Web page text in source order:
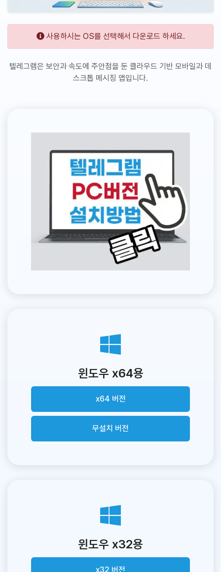
사용하시는 OS를 선택해서 다운로드 하세요.
텔레그램은 보안과 속도에 주안점을 둔 클라우드 기반 모바일과 데
스크톱 메시징 앱입니다.
윈도우 x64용
x64 버전
무설치 버전
윈도우 x32용
x32 버전